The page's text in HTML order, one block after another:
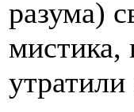
разума)
мистика,
утратили